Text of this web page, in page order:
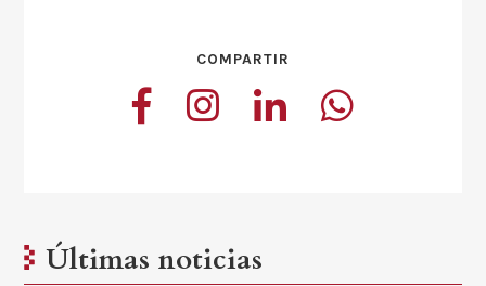
COMPARTIR
Últimas noticias